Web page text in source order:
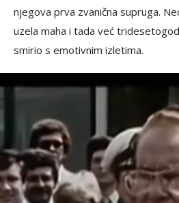
njegova prva zvanična supruga.
uzela maha i tada već
smirio s emotivnim izletima.